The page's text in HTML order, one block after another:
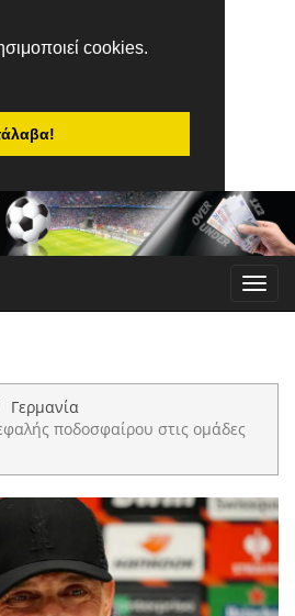
cookies.
Γερμανία
ποδοσφαίρου στις ομάδες